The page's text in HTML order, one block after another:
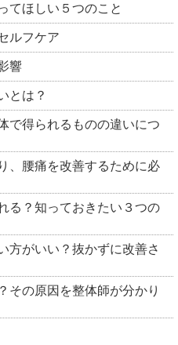
てほしい５つのこと
ルフケア
響
とは？
で得られるものの違いにつ
、腰痛を改善するために必
る？知っておきたい３つの
方がいい？抜かずに改善さ
その原因を整体師が分かり